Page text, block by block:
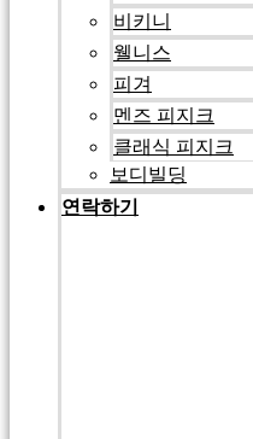
비키니
웰니스
피겨
멘즈 피지크
클래식 피지크
보디빌딩
연락하기